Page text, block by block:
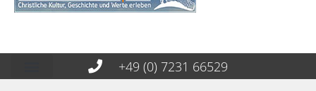
+49 (0) 7231 66529